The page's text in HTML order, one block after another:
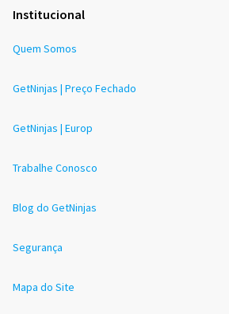
Institucional
Quem Somos
GetNinjas | Preço Fechado
GetNinjas | Europ
Trabalhe Conosco
Blog do GetNinjas
Segurança
Mapa do Site